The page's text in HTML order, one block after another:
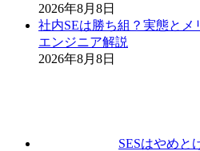
2026年8月8日
社内SEは勝ち組？実態と
エンジニア解説
2026年8月8日
SESはやめと